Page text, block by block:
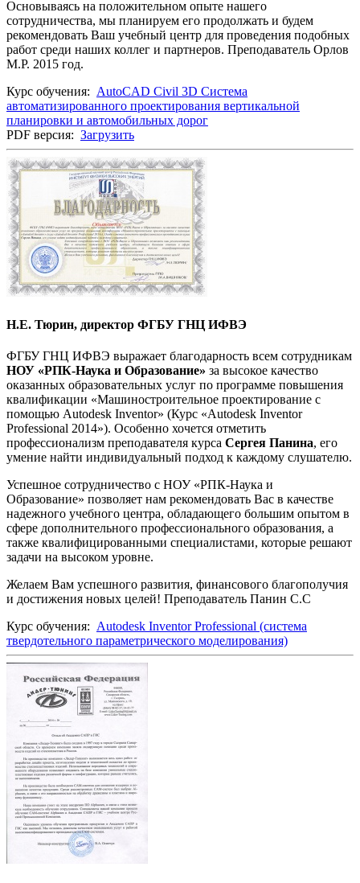
Основываясь на положительном опыте нашего
сотрудничества, мы планируем его продолжать и будем
рекомендовать Ваш учебный центр для проведения подобных
работ среди наших коллег и партнеров. Преподаватель Орлов
М.Р. 2015 год.
Курс обучения: AutoCAD Civil 3D Система
автоматизированного проектирования вертикальной
планировки и автомобильных дорог
PDF версия: Загрузить
Н.Е. Тюрин, директор ФГБУ ГНЦ ИФВЭ
ФГБУ ГНЦ ИФВЭ выражает благодарность всем сотрудникам
НОУ «РПК-Наука и Образование» за высокое качество
оказанных образовательных услуг по программе повышения
квалификации «Машиностроительное проектирование с
помощью Autodesk Inventor» (Курс «Autodesk Inventor
Professional 2014»). Особенно хочется отметить
профессионализм преподавателя курса Сергея Панина, его
умение найти индивидуальный подход к каждому слушателю.
Успешное сотрудничество с НОУ «РПК-Наука и
Образование» позволяет нам рекомендовать Вас в качестве
надежного учебного центра, обладающего большим опытом в
сфере дополнительного профессионального образования, а
также квалифицированными специалистами, которые решают
задачи на высоком уровне.
Желаем Вам успешного развития, финансового благополучия
и достижения новых целей! Преподаватель Панин С.С
Курс обучения: Autodesk Inventor Professional (система
твердотельного параметрического моделирования)